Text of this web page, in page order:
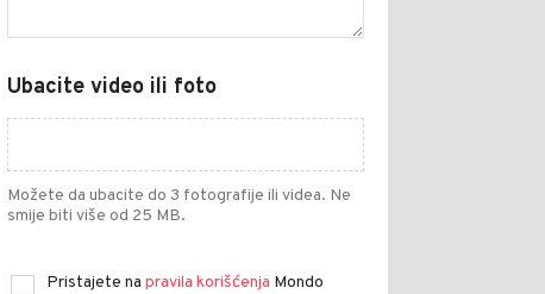
Ubacite video ili foto
Možete da ubacite do 3 fotografije ili videa. Ne
smije biti više od 25 MB.
Pristajete na pravila korišćenja Mondo